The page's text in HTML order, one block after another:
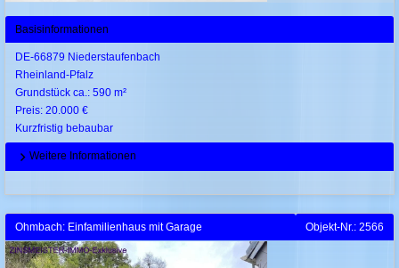
Basisinformationen
DE-66879 Niederstaufenbach
Rheinland-Pfalz
Grundstück ca.: 590 m²
Preis: 20.000 €
Kurzfristig bebaubar
Weitere Informationen
Ohmbach: Einfamilienhaus mit Garage Objekt-Nr.: 2566